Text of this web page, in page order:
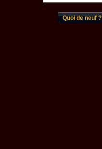
Quoi de neuf ?